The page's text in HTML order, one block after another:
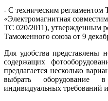
- С техническим регламентом
«Электромагнитная
ТС 020/2011), утвержденным
Таможенного союза от 9
Для удобства представлены
содержащих
предлагается несколько
выбрать
индивидуальных требований